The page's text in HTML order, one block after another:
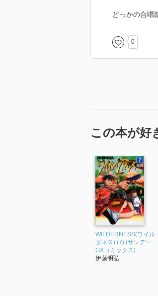
どっかの合唱
0
この本が好
WILDERNESS(ワイル
ダネス) (7) (サンデー
GXコミックス)
伊藤明弘